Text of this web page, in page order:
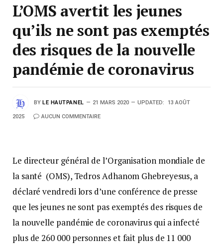
L’OMS avertit les jeunes
qu’ils ne sont pas exemptés
des risques de la nouvelle
pandémie de coronavirus
BY LE HAUTPANEL 21 MARS 2020 UPDATED: 13 AOÛT
2025 AUCUN COMMENTAIRE
Le directeur général de l’Organisation mondiale de
la santé (OMS), Tedros Adhanom Ghebreyesus, a
déclaré vendredi lors d’une conférence de presse
que les jeunes ne sont pas exemptés des risques de
la nouvelle pandémie de coronavirus qui a infecté
plus de 260 000 personnes et fait plus de 11 000